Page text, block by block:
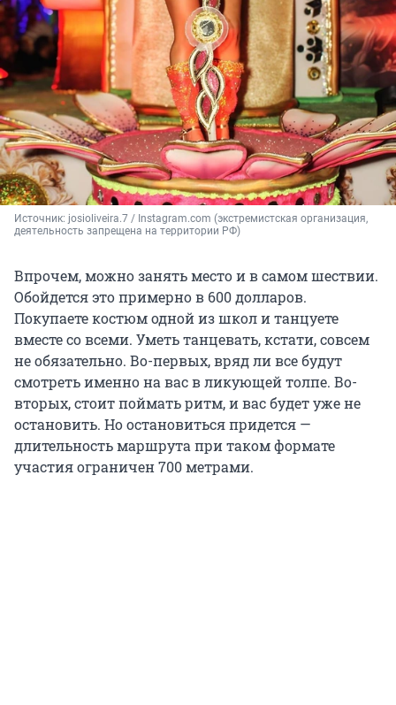
Источник: josioliveira.7 / Instagram.com (экстремистская организация,
деятельность запрещена на территории РФ)
Впрочем, можно занять место и в самом шествии.
Обойдется это примерно в 600 долларов.
Покупаете костюм одной из школ и танцуете
вместе со всеми. Уметь танцевать, кстати, совсем
не обязательно. Во-первых, вряд ли все будут
смотреть именно на вас в ликующей толпе. Во-
вторых, стоит поймать ритм, и вас будет уже не
остановить. Но остановиться придется —
длительность маршрута при таком формате
участия ограничен 700 метрами.